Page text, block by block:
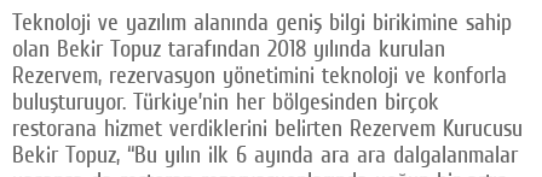
Teknoloji ve yazılım alanında geniş bilgi birikimine sahip
olan Bekir Topuz tarafından 2018 yılında kurulan
Rezervem, rezervasyon yönetimini teknoloji ve konforla
buluşturuyor. Türkiye’nin her bölgesinden birçok
restorana hizmet verdiklerini belirten Rezervem Kurucusu
Bekir Topuz, “Bu yılın ilk 6 ayında ara ara dalgalanmalar